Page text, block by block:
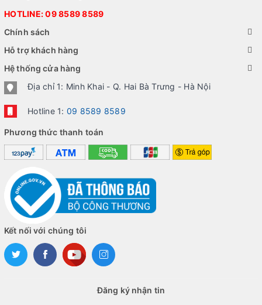
HOTLINE:09 8589 8589
Chính sách
Hỗ trợ khách hàng
Hệ thống cửa hàng
Địa chỉ 1: Minh Khai - Q. Hai Bà Trưng - Hà Nội
Hotline 1: 09 8589 8589
Phương thức thanh toán
Kết nối với chúng tôi
Đăng ký nhận tin